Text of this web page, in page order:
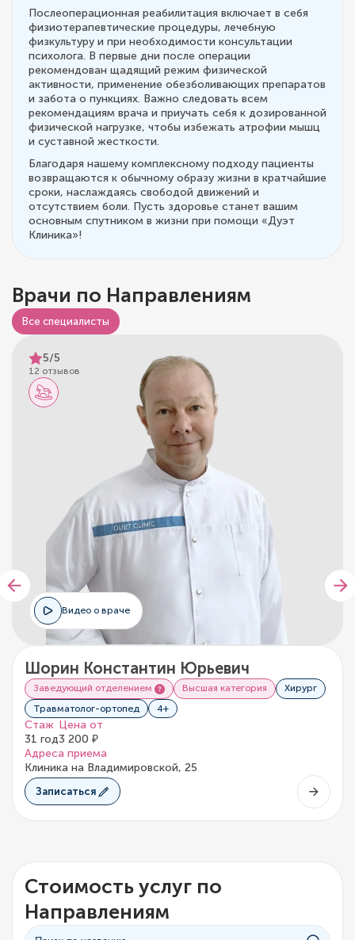
Послеоперационная реабилитация включает в себя
физиотерапевтические процедуры, лечебную
физкультуру и при необходимости консультации
психолога. В первые дни после операции
рекомендован щадящий режим физической
активности, применение обезболивающих препаратов
и забота о пункциях. Важно следовать всем
рекомендациям врача и приучать себя к дозированной
физической нагрузке, чтобы избежать атрофии мышц
и суставной жесткости.
Благодаря нашему комплексному подходу пациенты
возвращаются к обычному образу жизни в кратчайшие
сроки, наслаждаясь свободой движений и
отсутствием боли. Пусть здоровье станет вашим
основным спутником в жизни при помощи «Дуэт
Клиника»!
Врачи по Направлениям
Все специалисты
5/5
12 отзывов
Видео о враче
Шорин Константин Юрьевич
Заведующий отделением Высшая категория
Хирург
Травматолог-ортопед
4+
Стаж
31 год
Цена от
3 200 ₽
Адреса приема
Клиника на Владимировской, 25
Записаться
Стоимость услуг по
Направлениям